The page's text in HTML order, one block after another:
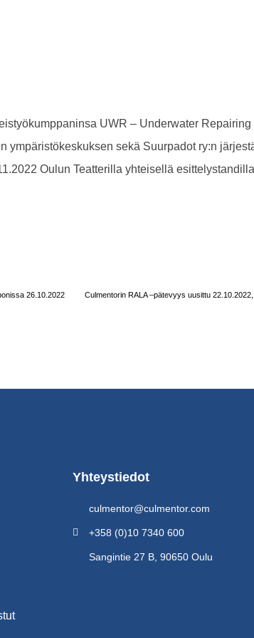
UWR – Underwater
ympäristökeskuksen sekä Suurpadot ry:n
Oulun Teatterilla yhteisellä
26.10.2022
Yhteystiedot
culmentor@culmentor.com
+358 (0)10 7340 600
Sangintie 27 B, 90650 Oulu